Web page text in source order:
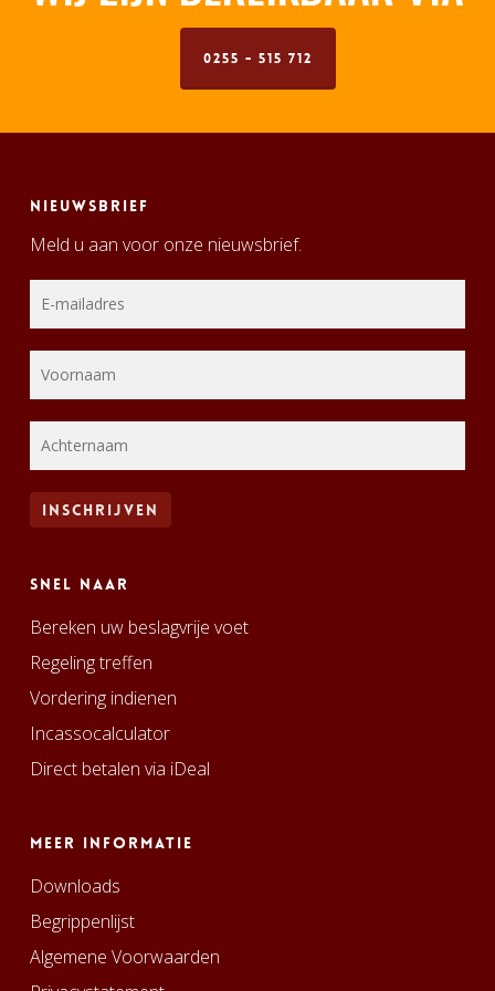
0255 - 515 712
Nieuwsbrief
Meld u aan voor onze nieuwsbrief.
Snel naar
Bereken uw beslagvrije voet
Regeling treffen
Vordering indienen
Incassocalculator
Direct betalen via iDeal
Meer informatie
Downloads
Begrippenlijst
Algemene Voorwaarden